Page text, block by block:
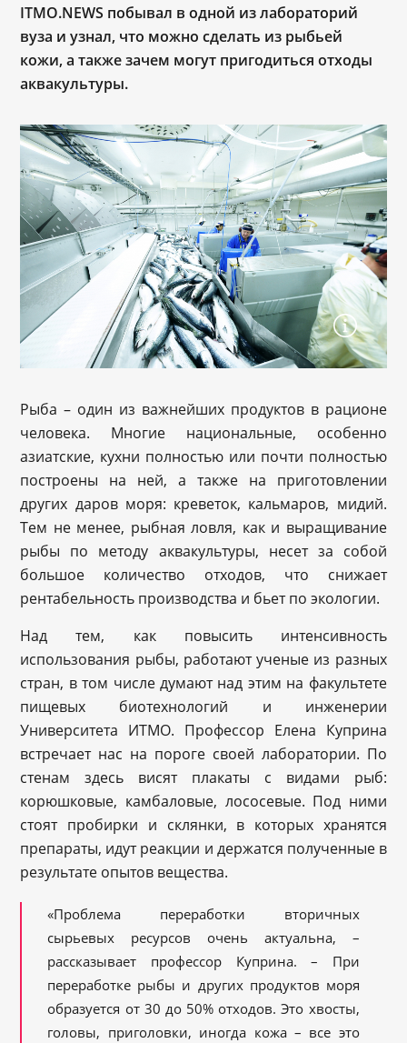
ITMO.NEWS побывал в одной из лабораторий
вуза и узнал, что можно сделать из рыбьей
кожи, а также зачем могут пригодиться отходы
аквакультуры.
Рыба – один из важнейших продуктов в рационе
человека. Многие национальные, особенно
азиатские, кухни полностью или почти полностью
построены на ней, а также на приготовлении
других даров моря: креветок, кальмаров, мидий.
Тем не менее, рыбная ловля, как и выращивание
рыбы по методу аквакультуры, несет за собой
большое количество отходов, что снижает
рентабельность производства и бьет по экологии.
Над тем, как повысить интенсивность
использования рыбы, работают ученые из разных
стран, в том числе думают над этим на факультете
пищевых биотехнологий и инженерии
Университета ИТМО. Профессор Елена Куприна
встречает нас на пороге своей лаборатории. По
стенам здесь висят плакаты с видами рыб:
корюшковые, камбаловые, лососевые. Под ними
стоят пробирки и склянки, в которых хранятся
препараты, идут реакции и держатся полученные в
результате опытов вещества.
«Проблема переработки вторичных
сырьевых ресурсов очень актуальна, –
рассказывает профессор Куприна. – При
переработке рыбы и других продуктов моря
образуется от 30 до 50% отходов. Это хвосты,
головы, приголовки, иногда кожа – все это